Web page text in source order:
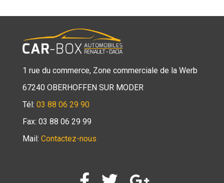
1 rue du commerce, Zone commerciale de la Werb
67240 OBERHOFFEN SUR MODER
Tél: 03 88 06 29 90
Fax: 03 88 06 29 99
Mail: Contactez-nous